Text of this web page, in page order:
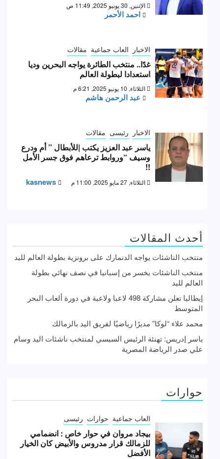
الإثنين, 30 يونيو 2025, 11:49 ص
احمد الأحمر
الاخبار العاب جماعية مقالات
غدًا.. منتخب الطائرة يواجه البحرين وديا
استعدادا لبطولة العالم
الثلاثاء, 10 يونيو 2025, 6:21 م
عبد الرحمن هاشم
الاخبار رئيسى مقالات
ياسر عبد العزيز يكتب |للأبطال ” أم ودرع
وسيف “وروابط ترعاهم فوق جسر الأمل
!!
الثلاثاء, 27 مايو 2025, 11:00 م kasnews
أحدث المقالات
منتخب الناشئات يواجه الدنمارك على برونزية بطولة العالم لليد
منتخب الناشئات يخسر من إسبانيا في نصف نهائي بطولة
العالم لليد
إيطاليا تعلن مشاركة 498 لاعبا ولاعبة في دورة ألعاب البحر
المتوسط
محمد علاء “لوكا” مديرًا رياضيًا لفريق اليد بالزمالك
ياسر إدريس: تهنئة الرئيس السيسي لمنتخب ناشئات اليد وسام
علي صدر الرياضة المصرية
حوارات
العاب جماعية حوارات رئيسى
بيجاد مروان في حوار خاص : انضمامي
للزمالك قرار مدروس والأبيض كان الخيار
الأفضل